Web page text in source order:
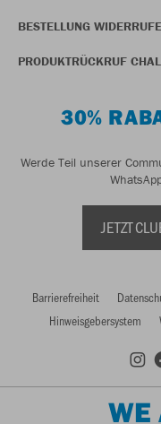
BESTELLUNG
PRODUKTRÜCKRUF
30%
Werde Teil unserer
JETZT
Barrierefreiheit
Hinweisgebersystem
WE